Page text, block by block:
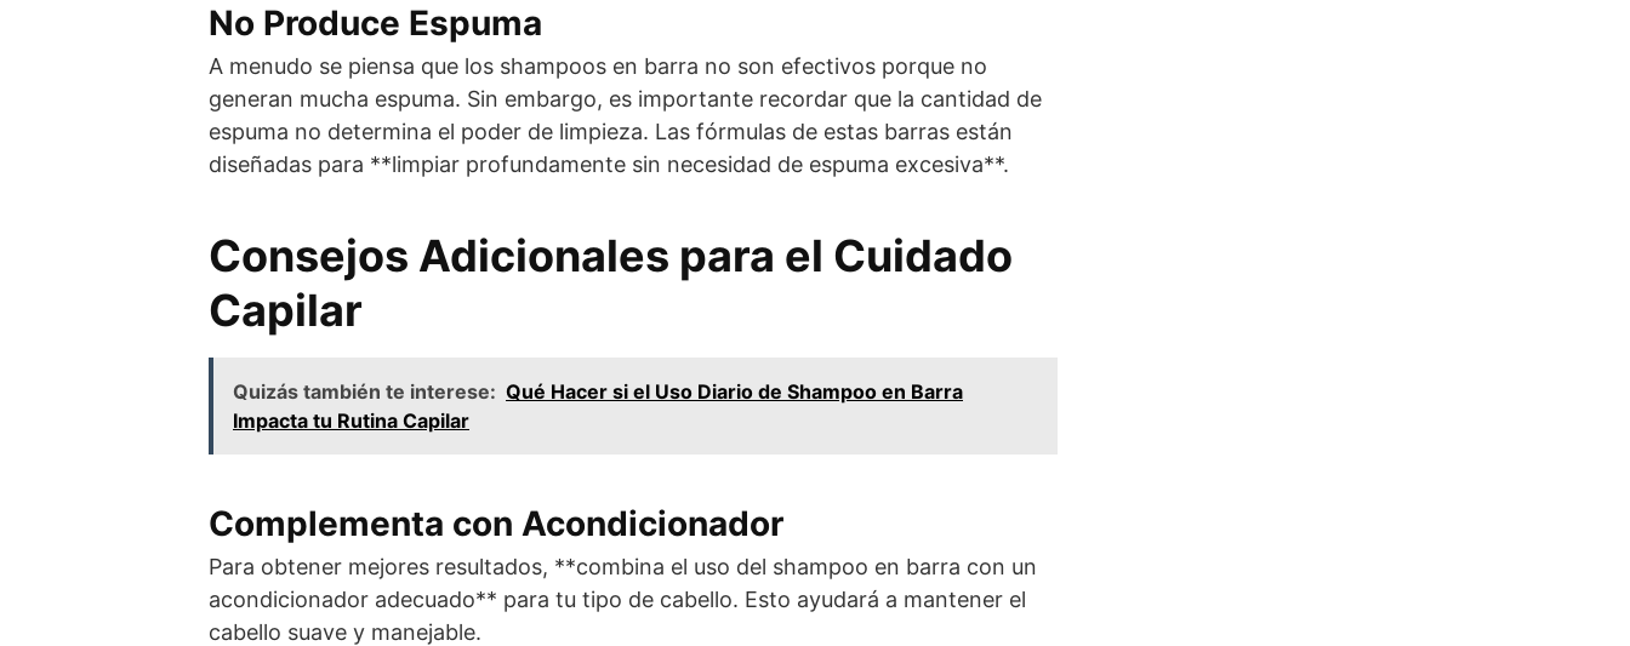
No Produce Espuma
A menudo se piensa que los shampoos en barra no son efectivos porque no
generan mucha espuma. Sin embargo, es importante recordar que la cantidad de
espuma no determina el poder de limpieza. Las fórmulas de estas barras están
diseñadas para **limpiar profundamente sin necesidad de espuma excesiva**.
Consejos Adicionales para el Cuidado
Capilar
Quizás también te interese: Qué Hacer si el Uso Diario de Shampoo en Barra
Impacta tu Rutina Capilar
Complementa con Acondicionador
Para obtener mejores resultados, **combina el uso del shampoo en barra con un
acondicionador adecuado** para tu tipo de cabello. Esto ayudará a mantener el
cabello suave y manejable.